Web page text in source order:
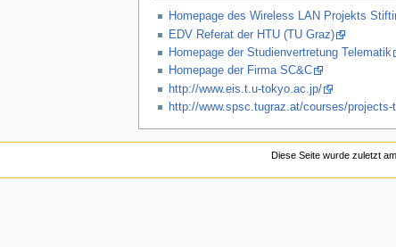
Homepage des Wireless LAN Projekts
EDV Referat der HTU (TU Graz)
Homepage der Studienvertretung Telematik
Homepage der Firma SC&C
http://www.eis.t.u-tokyo.ac.jp/
http://www.spsc.tugraz.at/courses/
Diese Seite wurde zuletzt